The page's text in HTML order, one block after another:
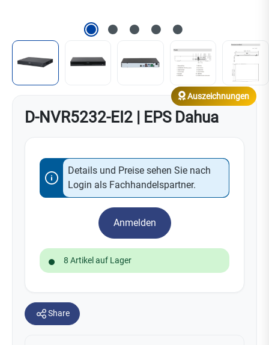
D-NVR5232-EI2 | EPS Dahua
Auszeichnungen
Details und Preise sehen Sie nach
Login als Fachhandelspartner.
Anmelden
8 Artikel auf Lager
Share